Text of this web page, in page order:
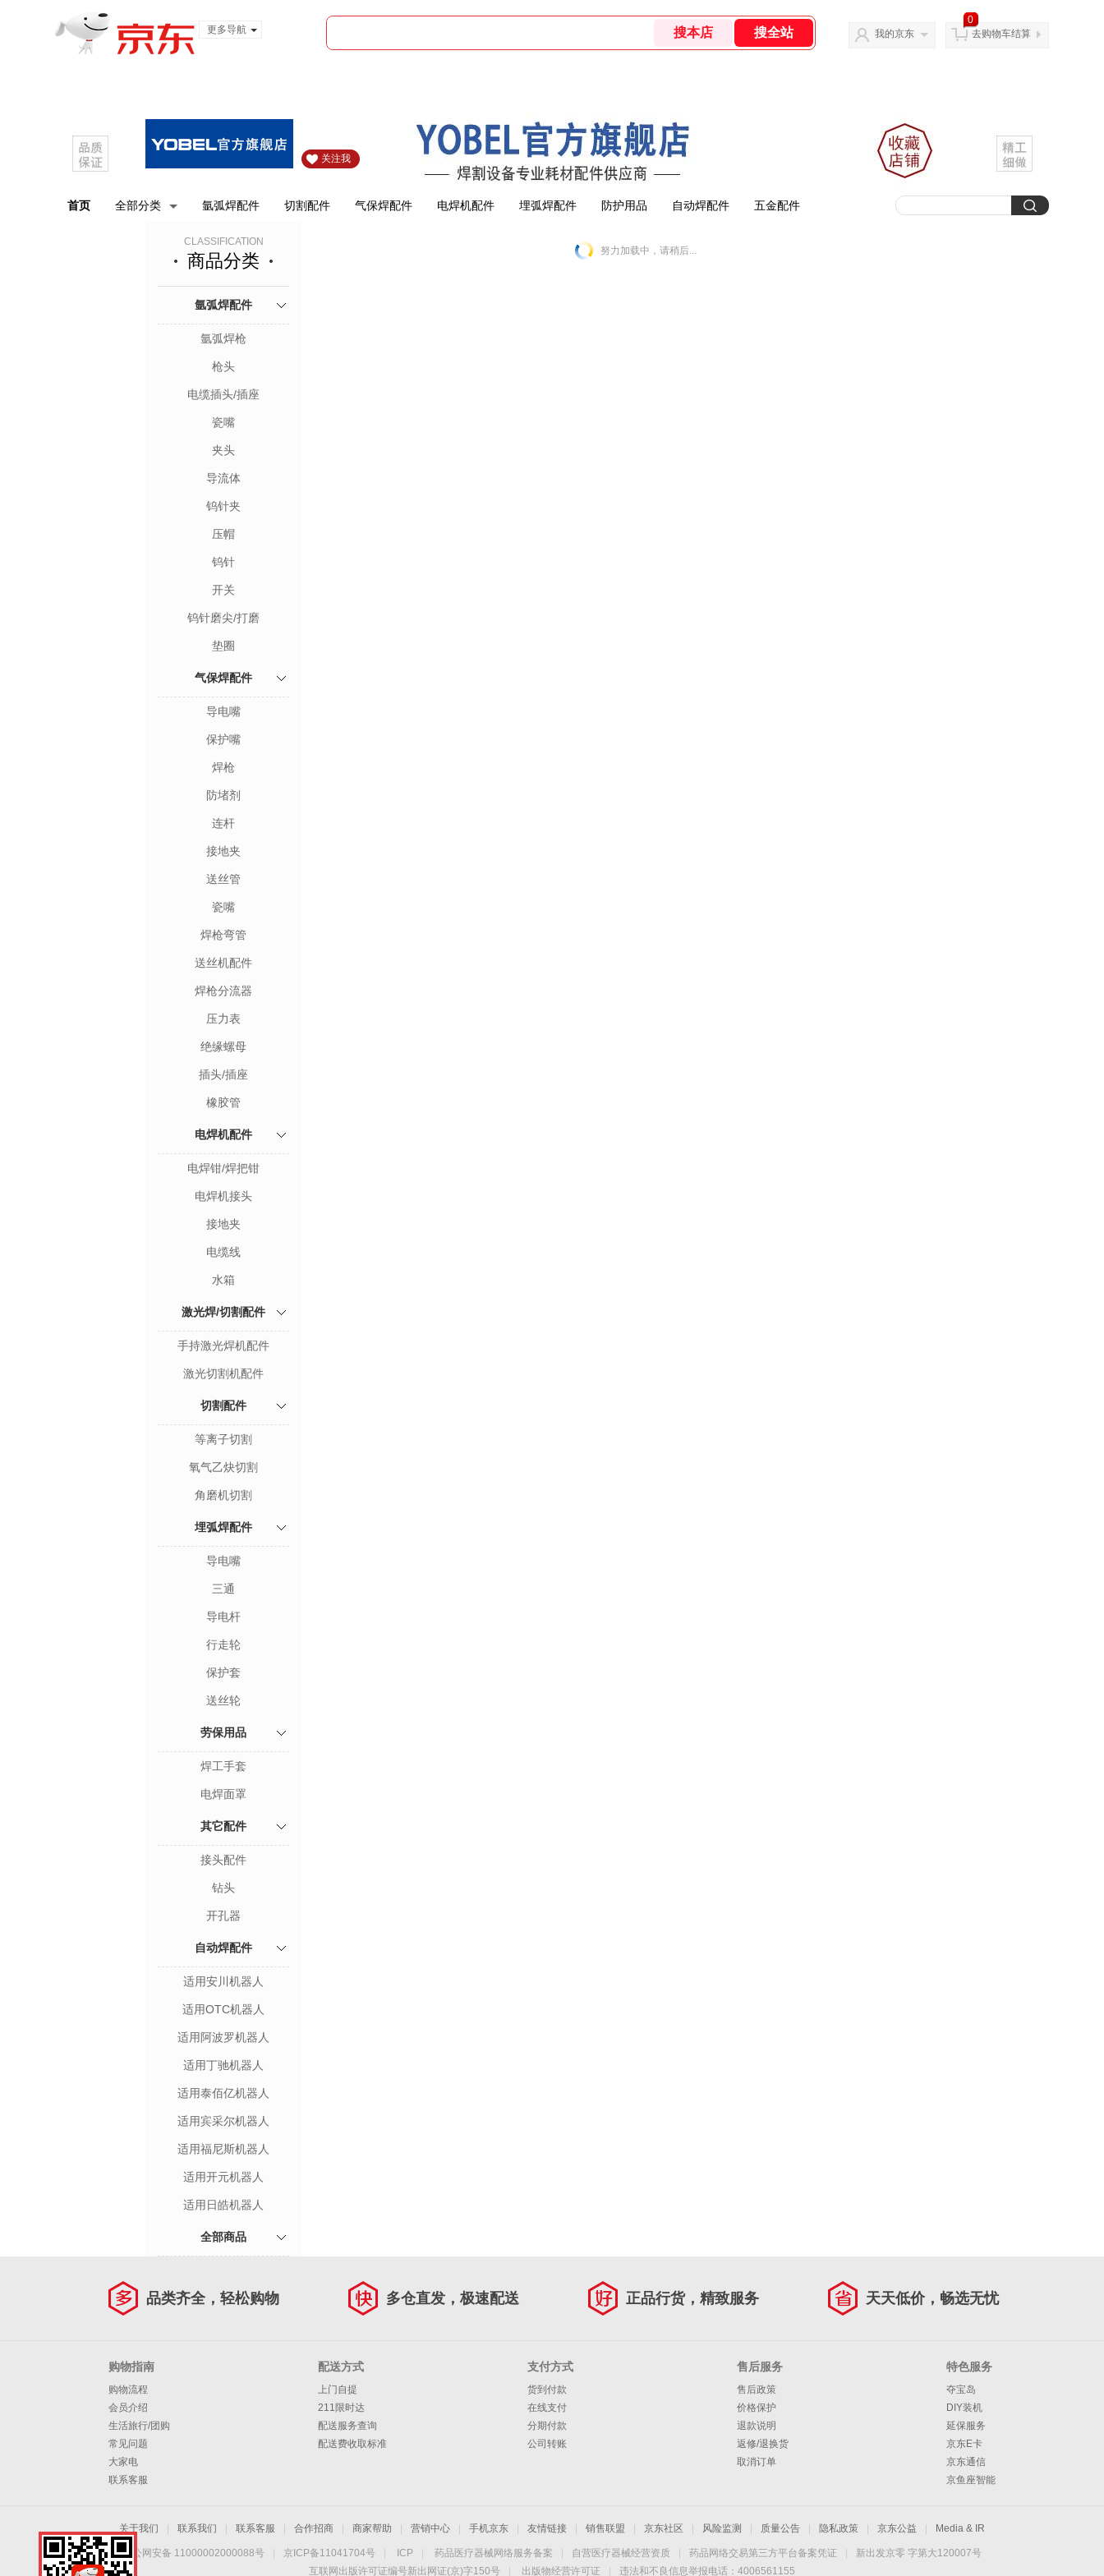
更多导航
我的京东
0
去购物车结算
关注我
首页 全部分类 氩弧焊配件 切割配件 气保焊配件 电焊机配件 埋弧焊配件 防护用品 自动焊配件 五金配件
CLASSIFICATION
商品分类
氩弧焊配件
氩弧焊枪
枪头
电缆插头/插座
瓷嘴
夹头
导流体
钨针夹
压帽
钨针
开关
钨针磨尖/打磨
垫圈
气保焊配件
导电嘴
保护嘴
焊枪
防堵剂
连杆
接地夹
送丝管
瓷嘴
焊枪弯管
送丝机配件
焊枪分流器
压力表
绝缘螺母
插头/插座
橡胶管
电焊机配件
电焊钳/焊把钳
电焊机接头
接地夹
电缆线
水箱
激光焊/切割配件
手持激光焊机配件
激光切割机配件
切割配件
等离子切割
氧气乙炔切割
角磨机切割
埋弧焊配件
导电嘴
三通
导电杆
行走轮
保护套
送丝轮
劳保用品
焊工手套
电焊面罩
其它配件
接头配件
钻头
开孔器
自动焊配件
适用安川机器人
适用OTC机器人
适用阿波罗机器人
适用丁驰机器人
适用泰佰亿机器人
适用宾采尔机器人
适用福尼斯机器人
适用开元机器人
适用日皓机器人
全部商品
努力加载中，请稍后...
品类齐全，轻松购物 多仓直发，极速配送 正品行货，精致服务 天天低价，畅选无忧
购物指南
购物流程
会员介绍
生活旅行/团购
常见问题
大家电
联系客服
配送方式
上门自提
211限时达
配送服务查询
配送费收取标准
支付方式
货到付款
在线支付
分期付款
公司转账
售后服务
售后政策
价格保护
退款说明
返修/退换货
取消订单
特色服务
夺宝岛
DIY装机
延保服务
京东E卡
京东通信
京鱼座智能
关于我们 联系我们 联系客服 合作招商 商家帮助 营销中心 手机京东 友情链接 销售联盟 京东社区 风险监测 质量公告 隐私政策 京东公益 Media & IR
京公网安备 11000002000088号 京ICP备11041704号 ICP 药品医疗器械网络服务备案 自营医疗器械经营资质 药品网络交易第三方平台备案凭证
新出发京零 字第大120007号
互联网出版许可证编号新出网证(京)字150号
出版物经营许可证 违法和不良信息举报电话：4006561155